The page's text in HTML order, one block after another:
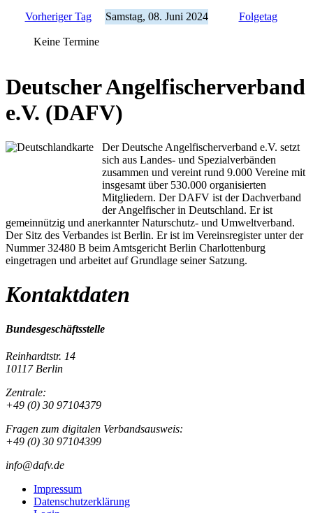
Vorheriger Tag Samstag, 08. Juni 2024 Folgetag
Keine Termine
Deutscher Angelfischerverband
e.V. (DAFV)
Der Deutsche Angelfischerverband e.V. setzt
sich aus Landes- und Spezialverbänden
zusammen und vereint rund 9.000 Vereine mit
insgesamt über 530.000 organisierten
Mitgliedern. Der DAFV ist der Dachverband
der Angelfischer in Deutschland. Er ist
gemeinnützig und anerkannter Naturschutz- und Umweltverband.
Der Sitz des Verbandes ist Berlin. Er ist im Vereinsregister unter der
Nummer 32480 B beim Amtsgericht Berlin Charlottenburg
eingetragen und arbeitet auf Grundlage seiner Satzung.
Kontaktdaten
Bundesgeschäftsstelle
Reinhardtstr. 14
10117 Berlin
Zentrale:
+49 (0) 30 97104379
Fragen zum digitalen Verbandsausweis:
+49 (0) 30 97104399
info@dafv.de
Impressum
Datenschutzerklärung